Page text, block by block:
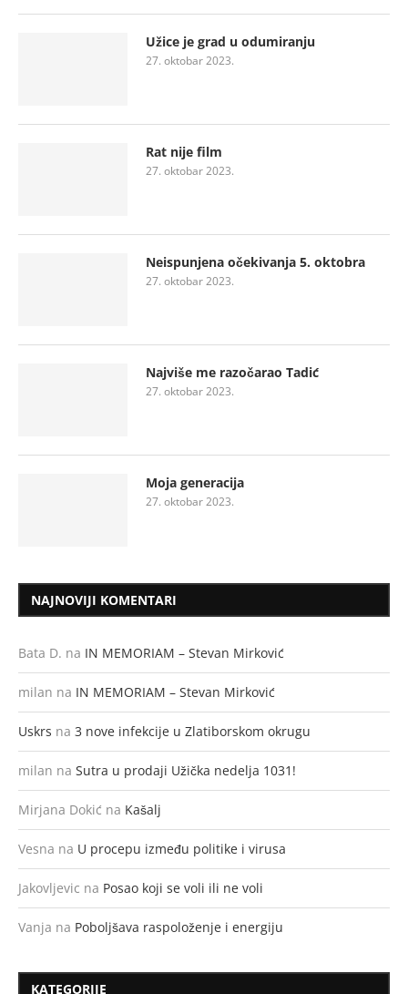
Užice je grad u odumiranju
27. oktobar 2023.
Rat nije film
27. oktobar 2023.
Neispunjena očekivanja 5. oktobra
27. oktobar 2023.
Najviše me razočarao Tadić
27. oktobar 2023.
Moja generacija
27. oktobar 2023.
NAJNOVIJI KOMENTARI
Bata D. na IN MEMORIAM – Stevan Mirković
milan na IN MEMORIAM – Stevan Mirković
Uskrs na 3 nove infekcije u Zlatiborskom okrugu
milan na Sutra u prodaji Užička nedelja 1031!
Mirjana Dokić na Kašalj
Vesna na U procepu između politike i virusa
Jakovljevic na Posao koji se voli ili ne voli
Vanja na Poboljšava raspoloženje i energiju
KATEGORIJE